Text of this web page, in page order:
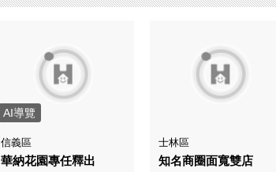
AI導覽
信義區
華納花園專任釋出
士林區
知名商圈面寬雙店